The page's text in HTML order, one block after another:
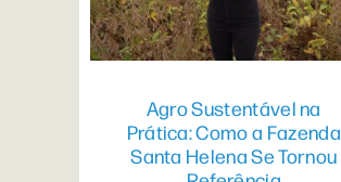
Agro Sustentável na
Prática: Como a Fazenda
Santa Helena Se Tornou